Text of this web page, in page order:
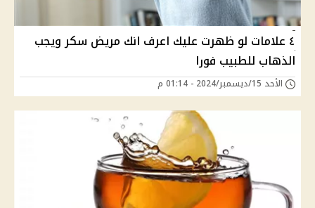
٤ علامات لو ظهرت عليك اعرف انك مريض سكر ويجب
الذهاب للطبيب فورا
الأحد 15/ديسمبر/2024 - 01:14 م